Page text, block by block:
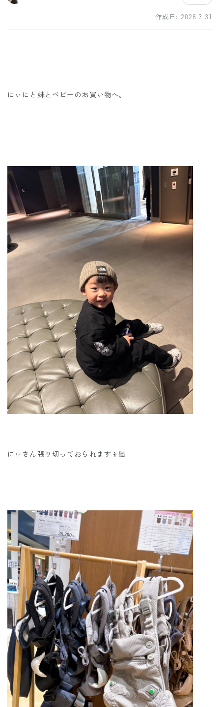
作成日: 2026.3.31
にぃにと妹とベビーのお買い物へ。
にぃさん張り切っておられます👦🏻